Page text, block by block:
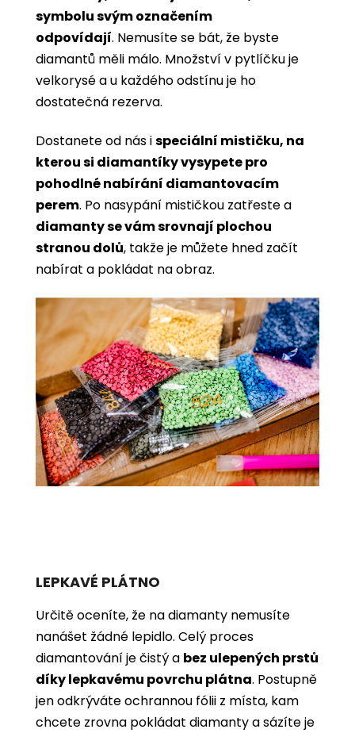
symbolu svým označením
odpovídají. Nemusíte se bát, že byste
diamantů měli málo. Množství v pytlíčku je
velkorysé a u každého odstínu je ho
dostatečná rezerva.
Dostanete od nás ispeciální mističku, na
kterou si diamantíky vysypete pro
pohodlné nabírání diamantovacím
perem. Po nasypání mističkou zatřeste a
diamanty se vám srovnají plochou
stranou dolů, takže je můžete hned začít
nabírat a pokládat na obraz.
LEPKAVÉ PLÁTNO
Určitě oceníte, že na diamanty nemusíte
nanášet žádné lepidlo. Celý proces
diamantování je čistý a bez ulepených prstů
díky lepkavému povrchu plátna. Postupně
jen odkrýváte ochrannou fólii z místa, kam
chcete zrovna pokládat diamanty a sázíte je